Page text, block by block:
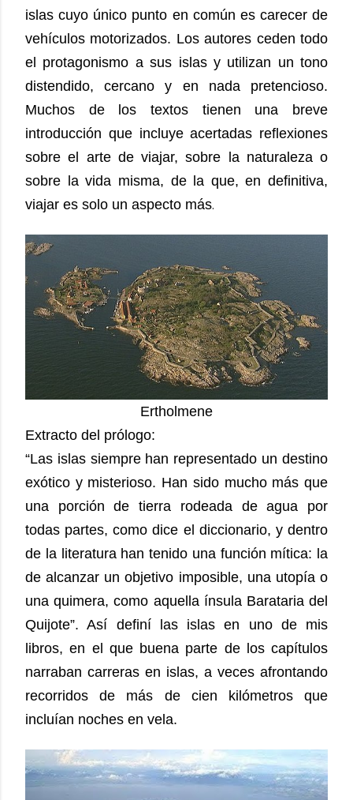
islas cuyo único punto en común es carecer de
vehículos motorizados. Los autores ceden todo
el protagonismo a sus islas y utilizan un tono
distendido, cercano y en nada pretencioso.
Muchos de los textos tienen una breve
introducción que incluye acertadas reflexiones
sobre el arte de viajar, sobre la naturaleza o
sobre la vida misma, de la que, en definitiva,
viajar es solo un aspecto más.
Ertholmene
Extracto del prólogo:
“Las islas siempre han representado un destino
exótico y misterioso. Han sido mucho más que
una porción de tierra rodeada de agua por
todas partes, como dice el diccionario, y dentro
de la literatura han tenido una función mítica: la
de alcanzar un objetivo imposible, una utopía o
una quimera, como aquella ínsula Barataria del
Quijote”. Así definí las islas en uno de mis
libros, en el que buena parte de los capítulos
narraban carreras en islas, a veces afrontando
recorridos de más de cien kilómetros que
incluían noches en vela.